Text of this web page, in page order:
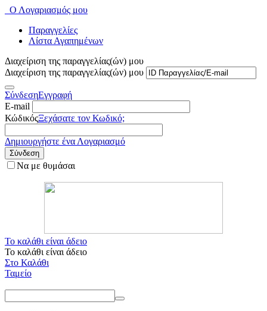
Ο Λογαριασμός μου
Παραγγελίες
Λίστα Αγαπημένων
Διαχείριση της παραγγελίας(ών) μου
Διαχείριση της παραγγελίας(ών) μου
ΣύνδεσηΕγγραφή
E-mail
ΚώδικόςΞεχάσατε τον Κωδικό;
Δημιουργήστε ένα Λογαριασμό
Σύνδεση
Να με θυμάσαι
Το καλάθι είναι άδειο
Το καλάθι είναι άδειο
Στο Καλάθι
Ταμείο